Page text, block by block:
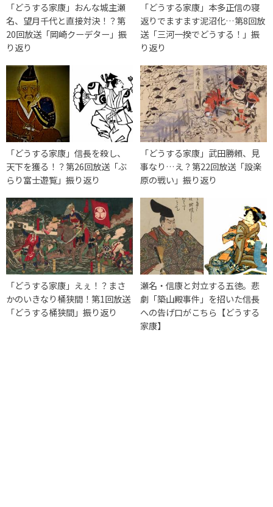
「どうする家康」おんな城主瀬
名、望月千代と直接対決！？第
20回放送「岡崎クーデター」振
り返り
「どうする家康」本多正信の寝
返りでますます泥沼化…第8回放
送「三河一揆でどうする！」振
り返り
「どうする家康」信長を殺し、
天下を獲る！？第26回放送「ぶ
らり富士遊覧」振り返り
「どうする家康」武田勝頼、見
事なり…え？第22回放送「設楽
原の戦い」振り返り
「どうする家康」えぇ！？まさ
かのいきなり桶狭間！第1回放送
「どうする桶狭間」振り返り
瀬名・信康と対立する五徳。悲
劇「築山殿事件」を招いた信長
への告げ口がこちら【どうする
家康】